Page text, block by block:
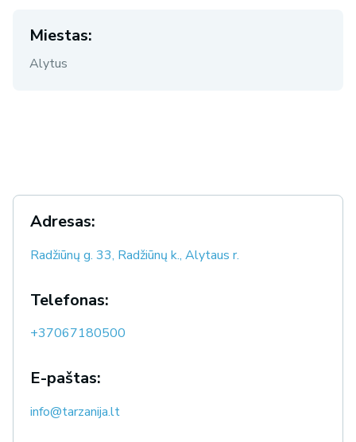
Miestas:
Alytus
Adresas:
Radžiūnų g. 33, Radžiūnų k., Alytaus r.
Telefonas:
+37067180500
E-paštas:
info@tarzanija.lt